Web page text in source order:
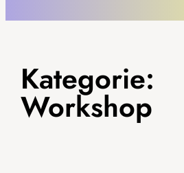
Kategorie:
Workshop